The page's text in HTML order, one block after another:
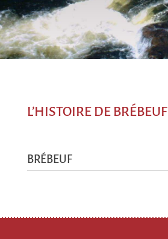
L’HISTOIRE DE BRÉBEUF
BRÉBEUF